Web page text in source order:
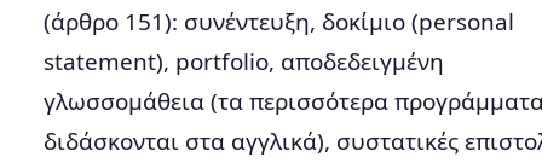
(άρθρο 151): συνέντευξη, δοκίμιο (personal
statement), portfolio, αποδεδειγμένη
γλωσσομάθεια (τα περισσότερα
διδάσκονται στα αγγλικά), συστατικές